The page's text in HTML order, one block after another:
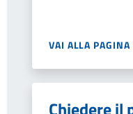
VAI ALLA PAGINA